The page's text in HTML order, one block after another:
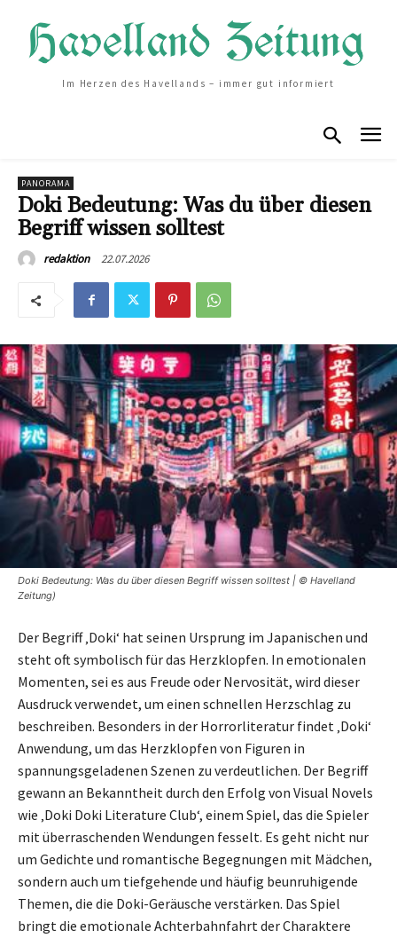
Im Herzen des Havellands – immer gut informiert
PANORAMA
Doki Bedeutung: Was du über diesen
Begriff wissen solltest
redaktion 22.07.2026
Doki Bedeutung: Was du über diesen Begriff wissen solltest | © Havelland
Zeitung)
Der Begriff ‚Doki‘ hat seinen Ursprung im Japanischen und
steht oft symbolisch für das Herzklopfen. In emotionalen
Momenten, sei es aus Freude oder Nervosität, wird dieser
Ausdruck verwendet, um einen schnellen Herzschlag zu
beschreiben. Besonders in der Horrorliteratur findet ‚Doki‘
Anwendung, um das Herzklopfen von Figuren in
spannungsgeladenen Szenen zu verdeutlichen. Der Begriff
gewann an Bekanntheit durch den Erfolg von Visual Novels
wie ‚Doki Doki Literature Club‘, einem Spiel, das die Spieler
mit überraschenden Wendungen fesselt. Es geht nicht nur
um Gedichte und romantische Begegnungen mit Mädchen,
sondern auch um tiefgehende und häufig beunruhigende
Themen, die die Doki-Geräusche verstärken. Das Spiel
bringt die emotionale Achterbahnfahrt der Charaktere